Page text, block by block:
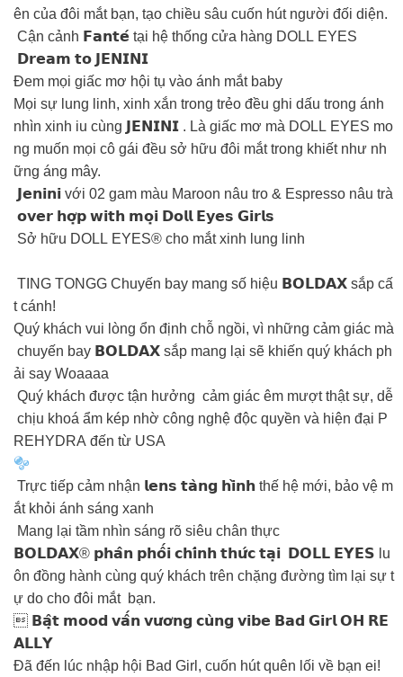
ên của đôi mắt bạn, tạo chiều sâu cuốn hút người đối diện.
Cận cảnh 𝗙𝗮𝗻𝘁𝗲́ tại hệ thống cửa hàng DOLL EYES
️ 𝗗𝗿𝗲𝗮𝗺 𝘁𝗼 𝗝𝗘𝗡𝗜𝗡𝗜 ️
Đem mọi giấc mơ hội tụ vào ánh mắt baby
Mọi sự lung linh, xinh xắn trong trẻo đều ghi dấu trong ánh
nhìn xinh iu cùng 𝗝𝗘𝗡𝗜𝗡𝗜 . Là giấc mơ mà DOLL EYES mo
ng muốn mọi cô gái đều sở hữu đôi mắt trong khiết như nh
ững áng mây.
𝗝𝗲𝗻𝗶𝗻𝗶 với 02 gam màu Maroon nâu tro & Espresso nâu trà
𝗼𝘃𝗲𝗿 𝗵𝗼̛̣𝗽 𝘄𝗶𝘁𝗵 𝗺𝗼̣𝗶 𝗗𝗼𝗹𝗹 𝗘𝘆𝗲𝘀 𝗚𝗶𝗿𝗹𝘀
Sở hữu DOLL EYES® cho mắt xinh lung linh
️ TING TONGG Chuyến bay mang số hiệu 𝗕𝗢𝗟𝗗𝗔𝗫 sắp cấ
t cánh!
Quý khách vui lòng ổn định chỗ ngồi, vì những cảm giác mà
chuyến bay 𝗕𝗢𝗟𝗗𝗔𝗫 sắp mang lại sẽ khiến quý khách ph
ải say Woaaaa
Quý khách được tận hưởng cảm giác êm mượt thật sự, dễ
chịu khoá ẩm kép nhờ công nghệ độc quyền và hiện đại P
REHYDRA đến từ USA
Trực tiếp cảm nhận 𝗹𝗲𝗻𝘀 𝘁𝗮̀𝗻𝗴 𝗵𝗶̀𝗻𝗵 thế hệ mới, bảo vệ m
ắt khỏi ánh sáng xanh
Mang lại tầm nhìn sáng rõ siêu chân thực
𝗕𝗢𝗟𝗗𝗔𝗫® 𝗽𝗵𝗮̂𝗻 𝗽𝗵𝗼̂́𝗶 𝗰𝗵𝗶́𝗻𝗵 𝘁𝗵𝘂̛́𝗰 𝘁𝗮̣𝗶 𝗗𝗢𝗟𝗟 𝗘𝗬𝗘𝗦 lu
ôn đồng hành cùng quý khách trên chặng đường tìm lại sự t
ự do cho đôi mắt bạn.
️️️ 𝗕𝗮̣̂𝘁 𝗺𝗼𝗼𝗱 𝘃𝗮̂́𝗻 𝘃𝘂̛𝗼̛𝗻𝗴 𝗰𝘂̀𝗻𝗴 𝘃𝗶𝗯𝗲 𝗕𝗮𝗱 𝗚𝗶𝗿𝗹 𝗢𝗛 𝗥𝗘
𝗔𝗟𝗟𝗬
Đã đến lúc nhập hội Bad Girl, cuốn hút quên lối về bạn ei!